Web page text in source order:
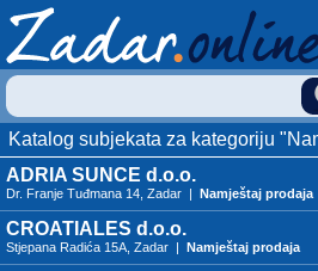
Katalog subjekata za kategoriju
ADRIA SUNCE d.o.o.
Dr. Franje Tuđmana 14, Zadar | Namještaj prodaja
CROATIALES d.o.o.
Stjepana Radića 15A, Zadar | Namještaj prodaja